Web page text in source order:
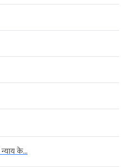
के...